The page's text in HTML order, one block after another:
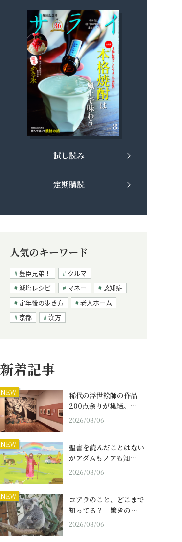
試し読み
定期購読
人気のキーワード
豊臣兄弟！
クルマ
減塩レシピ
マネー
認知症
定年後の歩き方
老人ホーム
京都
漢方
新着記事
NEW
稀代の浮世絵師の作品
200点余りが集結。…
2026/08/06
NEW
聖書を読んだことはない
がアダムもノアも知…
2026/08/06
NEW
コアラのこと、どこまで
知ってる？ 驚きの…
2026/08/06